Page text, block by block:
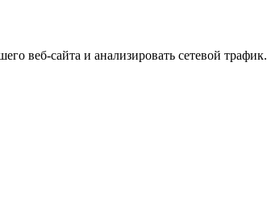
веб-сайта и анализировать сетевой трафик.